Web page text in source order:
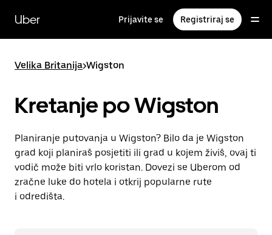
glavni
sadržaj
Uber Prijavite se Registriraj se
Velika Britanija>Wigston
Kretanje po Wigston
Planiranje putovanja u Wigston? Bilo da je Wigston
grad koji planiraš posjetiti ili grad u kojem živiš, ovaj ti
vodič može biti vrlo koristan. Dovezi se Uberom od
zračne luke do hotela i otkrij popularne rute
i odredišta.